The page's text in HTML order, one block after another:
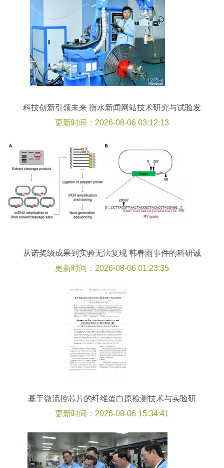
科技创新引领未来 衡水新闻网站技术研究与试验发
展新篇章
更新时间：2026-08-06 03:12:13
从诺奖级成果到实验无法复现 韩春雨事件的科研诚
信与重塑之路
更新时间：2026-08-06 01:23:35
基于微流控芯片的纤维蛋白原检测技术与实验研
究.pdf
更新时间：2026-08-06 15:34:41